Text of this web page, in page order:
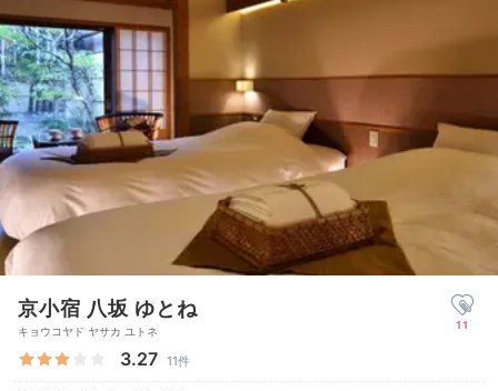
京小宿 八坂 ゆとね
キョウコヤド ヤサカ ユトネ
3.27 11件
11